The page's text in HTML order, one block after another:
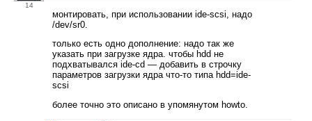
14
монтировать, при использовании ide-scsi, надо
/dev/sr0.
только есть одно дополнение: надо так же
указать при загрузке ядра. чтобы hdd не
подхватывался ide-cd — добавить в строчку
параметров загрузки ядра что-то типа hdd=ide-
scsi
более точно это описано в упомянутом howto.